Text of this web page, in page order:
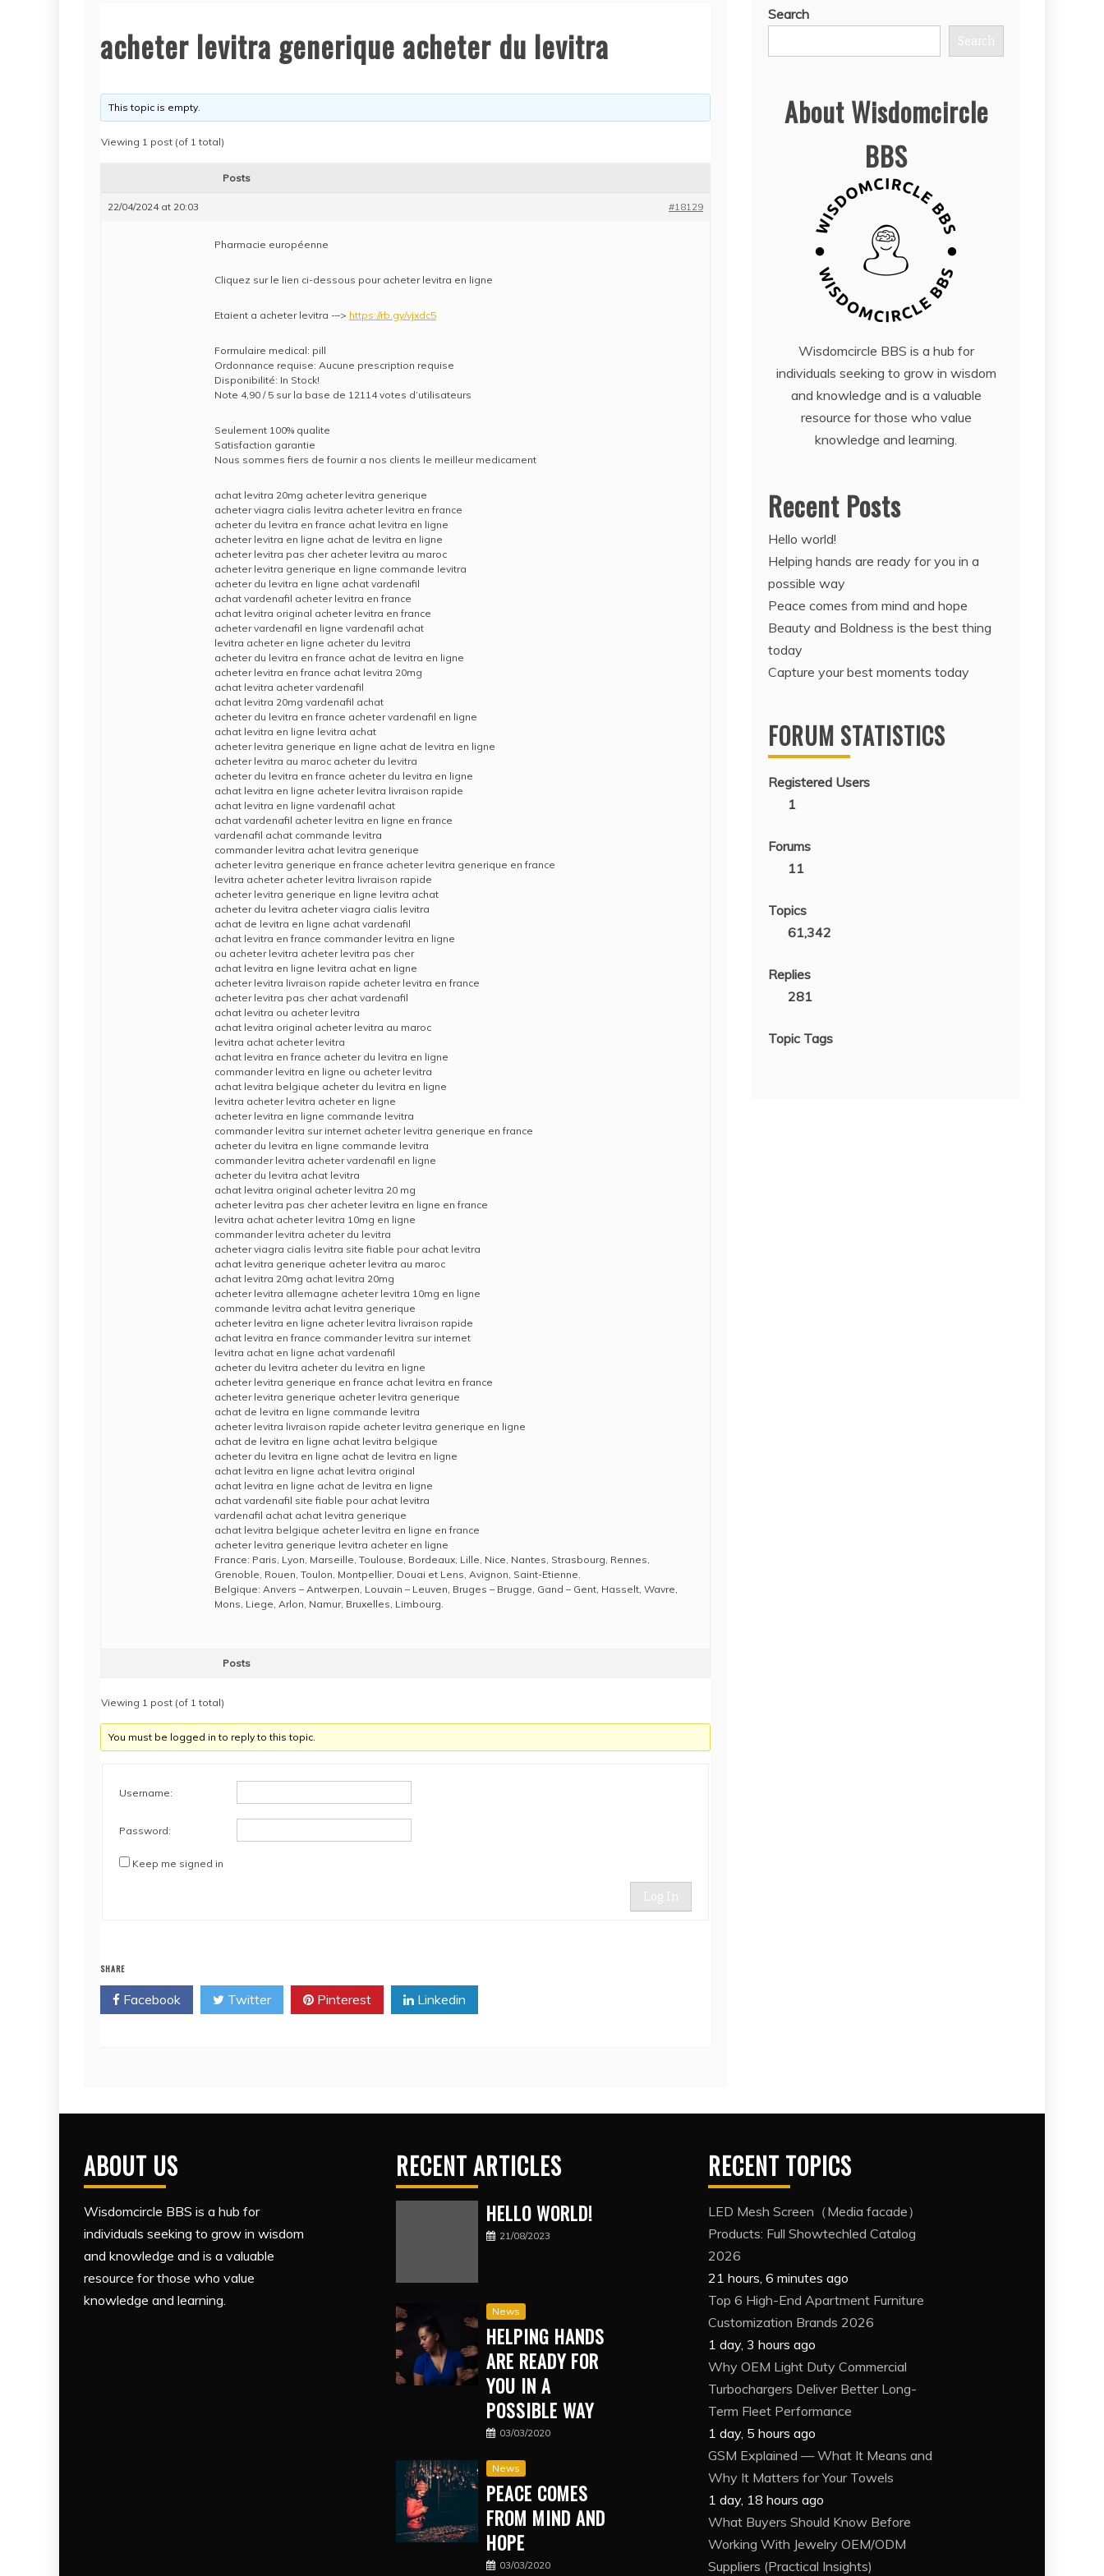
acheter levitra generique acheter du levitra
This topic is empty.
Viewing 1 post (of 1 total)
Posts
22/04/2024 at 20:03 #18129
Pharmacie européenne
Cliquez sur le lien ci-dessous pour acheter levitra en ligne
Etaient a acheter levitra -–> https://rb.gy/vjxdc5
Formulaire medical: pill
Ordonnance requise: Aucune prescription requise
Disponibilité: In Stock!
Note 4,90 / 5 sur la base de 12114 votes d’utilisateurs
Seulement 100% qualite
Satisfaction garantie
Nous sommes fiers de fournir a nos clients le meilleur medicament
achat levitra 20mg acheter levitra generique
acheter viagra cialis levitra acheter levitra en france
acheter du levitra en france achat levitra en ligne
acheter levitra en ligne achat de levitra en ligne
acheter levitra pas cher acheter levitra au maroc
acheter levitra generique en ligne commande levitra
acheter du levitra en ligne achat vardenafil
achat vardenafil acheter levitra en france
achat levitra original acheter levitra en france
acheter vardenafil en ligne vardenafil achat
levitra acheter en ligne acheter du levitra
acheter du levitra en france achat de levitra en ligne
acheter levitra en france achat levitra 20mg
achat levitra acheter vardenafil
achat levitra 20mg vardenafil achat
acheter du levitra en france acheter vardenafil en ligne
achat levitra en ligne levitra achat
acheter levitra generique en ligne achat de levitra en ligne
acheter levitra au maroc acheter du levitra
acheter du levitra en france acheter du levitra en ligne
achat levitra en ligne acheter levitra livraison rapide
achat levitra en ligne vardenafil achat
achat vardenafil acheter levitra en ligne en france
vardenafil achat commande levitra
commander levitra achat levitra generique
acheter levitra generique en france acheter levitra generique en france
levitra acheter acheter levitra livraison rapide
acheter levitra generique en ligne levitra achat
acheter du levitra acheter viagra cialis levitra
achat de levitra en ligne achat vardenafil
achat levitra en france commander levitra en ligne
ou acheter levitra acheter levitra pas cher
achat levitra en ligne levitra achat en ligne
acheter levitra livraison rapide acheter levitra en france
acheter levitra pas cher achat vardenafil
achat levitra ou acheter levitra
achat levitra original acheter levitra au maroc
levitra achat acheter levitra
achat levitra en france acheter du levitra en ligne
commander levitra en ligne ou acheter levitra
achat levitra belgique acheter du levitra en ligne
levitra acheter levitra acheter en ligne
acheter levitra en ligne commande levitra
commander levitra sur internet acheter levitra generique en france
acheter du levitra en ligne commande levitra
commander levitra acheter vardenafil en ligne
acheter du levitra achat levitra
achat levitra original acheter levitra 20 mg
acheter levitra pas cher acheter levitra en ligne en france
levitra achat acheter levitra 10mg en ligne
commander levitra acheter du levitra
acheter viagra cialis levitra site fiable pour achat levitra
achat levitra generique acheter levitra au maroc
achat levitra 20mg achat levitra 20mg
acheter levitra allemagne acheter levitra 10mg en ligne
commande levitra achat levitra generique
acheter levitra en ligne acheter levitra livraison rapide
achat levitra en france commander levitra sur internet
levitra achat en ligne achat vardenafil
acheter du levitra acheter du levitra en ligne
acheter levitra generique en france achat levitra en france
acheter levitra generique acheter levitra generique
achat de levitra en ligne commande levitra
acheter levitra livraison rapide acheter levitra generique en ligne
achat de levitra en ligne achat levitra belgique
acheter du levitra en ligne achat de levitra en ligne
achat levitra en ligne achat levitra original
achat levitra en ligne achat de levitra en ligne
achat vardenafil site fiable pour achat levitra
vardenafil achat achat levitra generique
achat levitra belgique acheter levitra en ligne en france
acheter levitra generique levitra acheter en ligne
France: Paris, Lyon, Marseille, Toulouse, Bordeaux, Lille, Nice, Nantes, Strasbourg, Rennes,
Grenoble, Rouen, Toulon, Montpellier, Douai et Lens, Avignon, Saint-Etienne.
Belgique: Anvers – Antwerpen, Louvain – Leuven, Bruges – Brugge, Gand – Gent, Hasselt, Wavre,
Mons, Liege, Arlon, Namur, Bruxelles, Limbourg.
Posts
Viewing 1 post (of 1 total)
You must be logged in to reply to this topic.
Username:
Password:
Keep me signed in
Log In
SHARE
Facebook Twitter Pinterest Linkedin
Search
Search
About Wisdomcircle
BBS
Wisdomcircle BBS is a hub for
individuals seeking to grow in wisdom
and knowledge and is a valuable
resource for those who value
knowledge and learning.
Recent Posts
Hello world!
Helping hands are ready for you in a
possible way
Peace comes from mind and hope
Beauty and Boldness is the best thing
today
Capture your best moments today
FORUM STATISTICS
Registered Users
1
Forums
11
Topics
61,342
Replies
281
Topic Tags
ABOUT US
Wisdomcircle BBS is a hub for
individuals seeking to grow in wisdom
and knowledge and is a valuable
resource for those who value
knowledge and learning.
RECENT ARTICLES
HELLO WORLD!
21/08/2023
News
HELPING HANDS
ARE READY FOR
YOU IN A
POSSIBLE WAY
03/03/2020
News
PEACE COMES
FROM MIND AND
HOPE
03/03/2020
RECENT TOPICS
LED Mesh Screen（Media facade）
Products: Full Showtechled Catalog
2026
21 hours, 6 minutes ago
Top 6 High-End Apartment Furniture
Customization Brands 2026
1 day, 3 hours ago
Why OEM Light Duty Commercial
Turbochargers Deliver Better Long-
Term Fleet Performance
1 day, 5 hours ago
GSM Explained — What It Means and
Why It Matters for Your Towels
1 day, 18 hours ago
What Buyers Should Know Before
Working With Jewelry OEM/ODM
Suppliers (Practical Insights)